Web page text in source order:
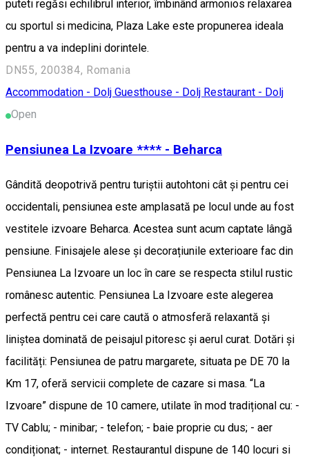
puteti regăsi echilibrul interior, îmbinând armonios relaxarea
cu sportul si medicina, Plaza Lake este propunerea ideala
pentru a va indeplini dorintele.
DN55, 200384, Romania
Accommodation - Dolj Guesthouse - Dolj Restaurant - Dolj
Open
Pensiunea La Izvoare **** - Beharca
Gândită deopotrivă pentru turiștii autohtoni cât și pentru cei
occidentali, pensiunea este amplasată pe locul unde au fost
vestitele izvoare Beharca. Acestea sunt acum captate lângă
pensiune. Finisajele alese și decorațiunile exterioare fac din
Pensiunea La Izvoare un loc în care se respecta stilul rustic
românesc autentic. Pensiunea La Izvoare este alegerea
perfectă pentru cei care caută o atmosferă relaxantă și
liniștea dominată de peisajul pitoresc și aerul curat. Dotări și
facilități: Pensiunea de patru margarete, situata pe DE 70 la
Km 17, oferă servicii complete de cazare si masa. “La
Izvoare” dispune de 10 camere, utilate în mod tradițional cu: -
TV Cablu; - minibar; - telefon; - baie proprie cu dus; - aer
condiționat; - internet. Restaurantul dispune de 140 locuri si